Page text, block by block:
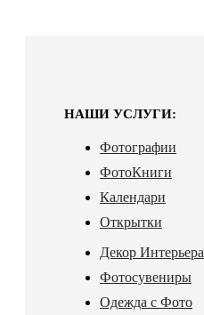
НАШИ УСЛУГИ:
Фотографии
ФотоКниги
Календари
Открытки
Декор Интерьера
Фотосувениры
Одежда с Фото